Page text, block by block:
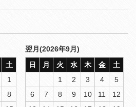
土
1
8
翌月(2026年9月)
日
月 火 水 木 金
土
1
2 3 4
5
6
7 8 9 10 11
12